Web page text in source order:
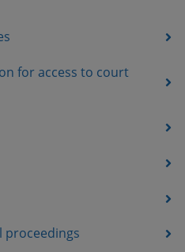
for access to court
proceedings